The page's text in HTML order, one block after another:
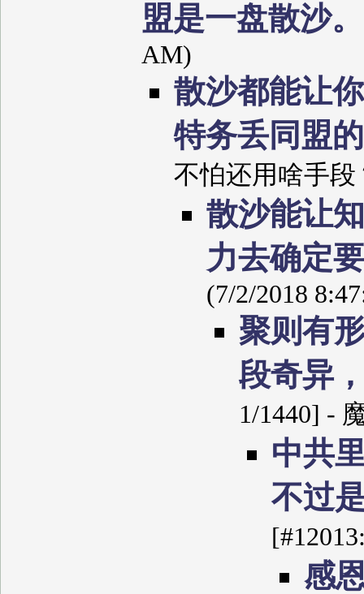
盟是一盘散沙
AM)
散沙都能让
特务丢同盟
不怕还用啥手段
散沙能让
力去确定
(7/2/2018
聚则有
段奇异
1/1440] -
中共
不过
感